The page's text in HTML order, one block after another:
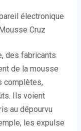
électronique
Mousse Cruz
des fabricants
de la mousse
complètes,
Ils voient
au dépourvu
les expulse